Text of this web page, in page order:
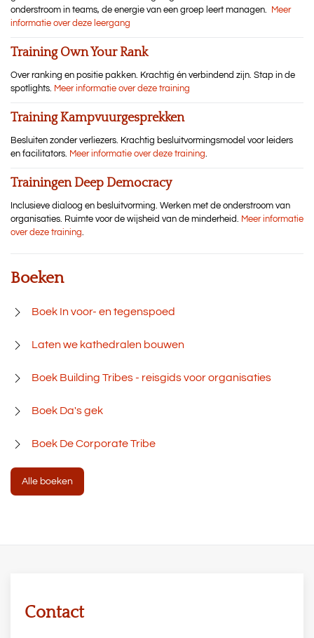
onderstroom in teams, de energie van een groep leert managen. Meer
informatie over deze leergang
Training Own Your Rank
Over ranking en positie pakken. Krachtig én verbindend zijn. Stap in de
spotlights. Meer informatie over deze training
Training Kampvuurgesprekken
Besluiten zonder verliezers. Krachtig besluitvormingsmodel voor leiders
en facilitators. Meer informatie over deze training
Trainingen Deep Democracy
Inclusieve dialoog en besluitvorming. Werken met de onderstroom van
organisaties. Ruimte voor de wijsheid van de minderheid. Meer informatie
over deze training
Boeken
Boek In voor- en tegenspoed
Laten we kathedralen bouwen
Boek Building Tribes - reisgids voor organisaties
Boek Da's gek
Boek De Corporate Tribe
Alle boeken
Contact